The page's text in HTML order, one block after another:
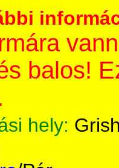
balos!
hely: